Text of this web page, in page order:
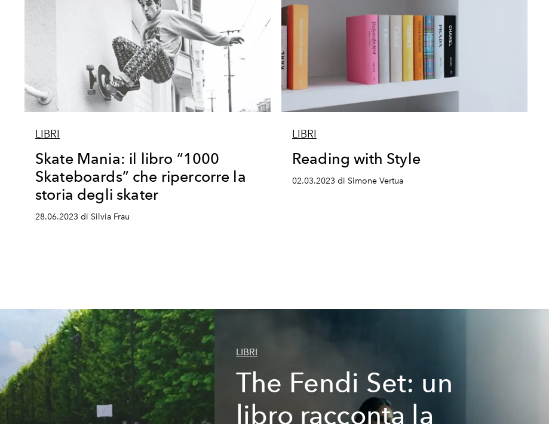
LIBRI
Skate Mania: il libro “1000
Skateboards” che ripercorre la
storia degli skater
28.06.2023 di Silvia Frau
LIBRI
Reading with Style
02.03.2023 di Simone Vertua
LIBRI
The Fendi Set: un
libro racconta la